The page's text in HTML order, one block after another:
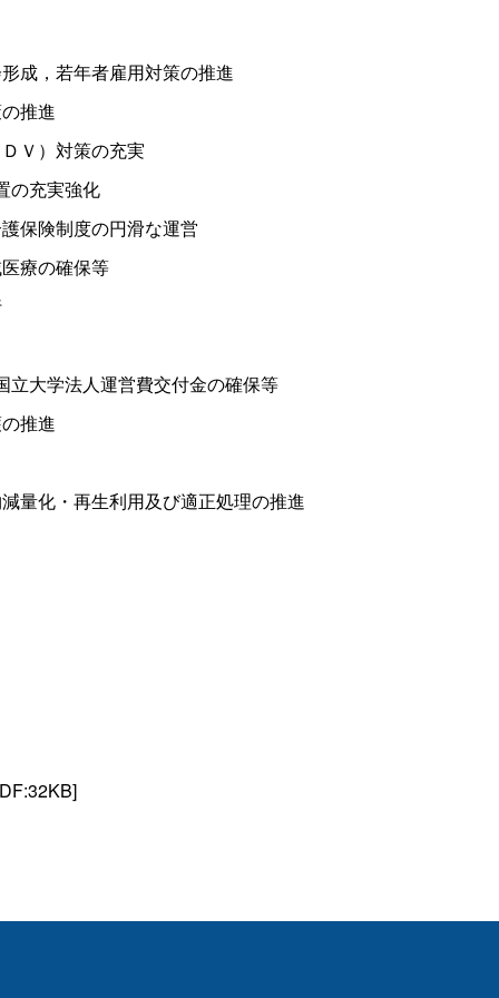
成，若年者雇用対策の推進
推進
Ｖ）対策の充実
の充実強化
保険制度の円滑な運営
療の確保等
大学法人運営費交付金の確保等
推進
量化・再生利用及び適正処理の推進